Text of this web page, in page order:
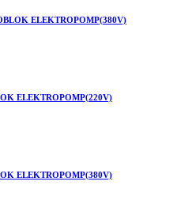
ELEKTROPOMP(380V)
ELEKTROPOMP(220V)
ELEKTROPOMP(380V)